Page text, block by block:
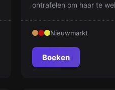
ontrafelen om haar te
Nieuwmarkt
Boeken